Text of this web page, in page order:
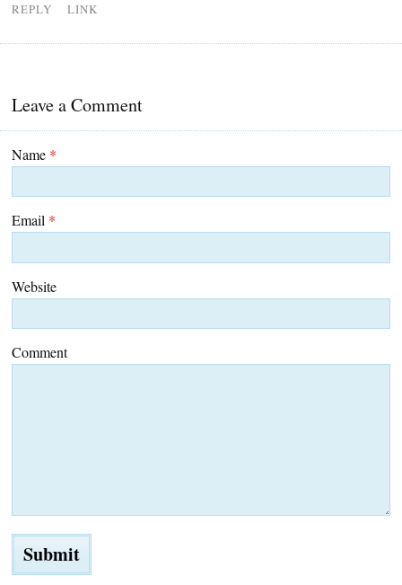
REPLY LINK
Leave a Comment
Name *
Email *
Website
Comment